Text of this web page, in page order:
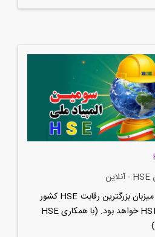
سامانۀ آزمون HSE StarS میزبان بزرگترین رقابت HSE کشور
یعنی سومین المپیاد ملی HSE خواهد بود. (با همکاری HSE